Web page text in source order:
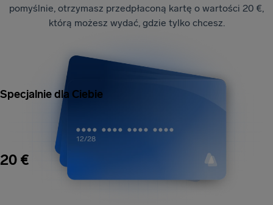
pomyślnie, otrzymasz przedpłaconą kartę o wartości 20 €,
którą możesz wydać, gdzie tylko chcesz.
Specjalnie dla Ciebie
20 €